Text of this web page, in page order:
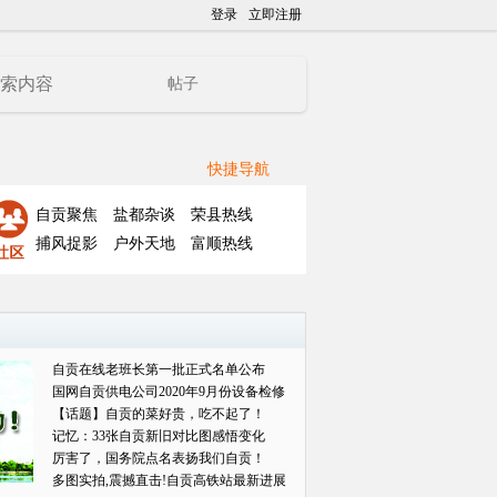
登录 立即注册
帖子
快捷导航
自贡聚焦 盐都杂谈
荣县热线
捕风捉影
户外天地 富顺热线
自贡在线老班长第一批正式名单公布
国网自贡供电公司2020年9月份设备检修
对外
【话题】自贡的菜好贵，吃不起了！
记忆：33张自贡新旧对比图感悟变化
厉害了，国务院点名表扬我们自贡！
多图实拍,震撼直击!自贡高铁站最新进展